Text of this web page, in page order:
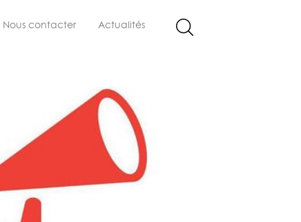
Nous contacter Actualités